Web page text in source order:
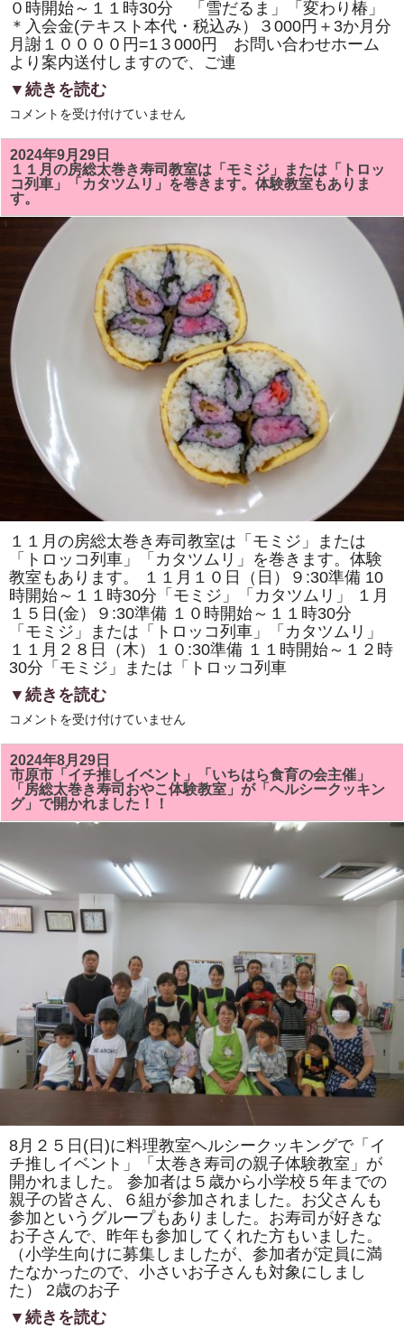
モ
ン
ス
ト
レ
ー
ョ
を
ま
し
た！！
は
０時開始～１１時30分 「雪だるま」「変わり椿」
＊入会金(テキスト本代・税込み）３000円＋3か月分
月謝１００００円=1３000円 お問い合わせホーム
より案内送付しますので、ご連
▼続きを読む
１
月
の
房
総
太
巻
き
教
定
で
す。
体
教
室
も
あ
り
す。
コメントを受け付けていません
2024年9月29日
１１月の房総太巻き寿司教室は「モミジ」または「トロッ
コ列車」「カタツムリ」を巻きます。体験教室もありま
す。
１１月の房総太巻き寿司教室は「モミジ」または
「トロッコ列車」「カタツムリ」を巻きます。体験
教室もあります。 １１月１０日（日）９:30準備 10
時開始～１１時30分「モミジ」「カタツムリ」 １月
１５日(金）９:30準備 １０時開始～１１時30分
「モミジ」または「トロッコ列車」「カタツムリ」
１１月２８日（木）１０:30準備 １１時開始～１２時
30分「モミジ」または「トロッコ列車
▼続きを読む
１
月
の
房
総
太
巻
き
教
室
は
「モ
ミ
ジ」
ま
コ
列
車」
「カ
ム
巻
ま
す。
体
験
教
室
も
あ
り
ま
す。
は
コメントを受け付けていません
2024年8月29日
市原市「イチ推しイベント」「いちはら食育の会主催」
「房総太巻き寿司おやこ体験教室」が「ヘルシークッキン
グ」で開かれました！！
8月２５日(日)に料理教室ヘルシークッキングで「イ
チ推しイベント」「太巻き寿司の親子体験教室」が
開かれました。 参加者は５歳から小学校５年までの
親子の皆さん、６組が参加されました。お父さんも
参加というグループもありました。お寿司が好きな
お子さんで、昨年も参加してくれた方もいました。
（小学生向けに募集しましたが、参加者が定員に満
たなかったので、小さいお子さんも対象にしまし
た） 2歳のお子
▼続きを読む